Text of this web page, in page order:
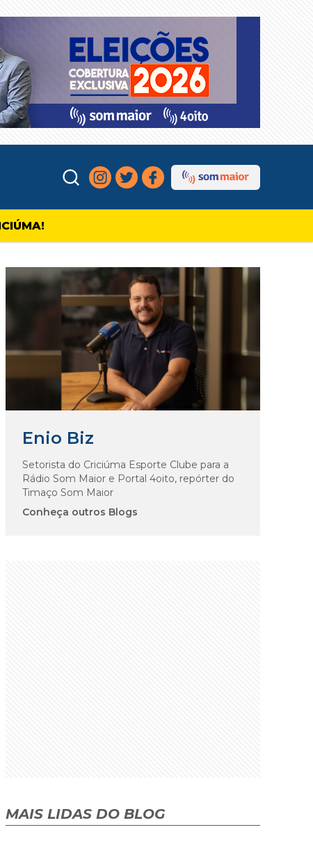
Enio Biz
Setorista do Criciúma Esporte Clube para a
Rádio Som Maior e Portal 4oito, repórter do
Timaço Som Maior
Conheça outros Blogs
MAIS LIDAS DO BLOG